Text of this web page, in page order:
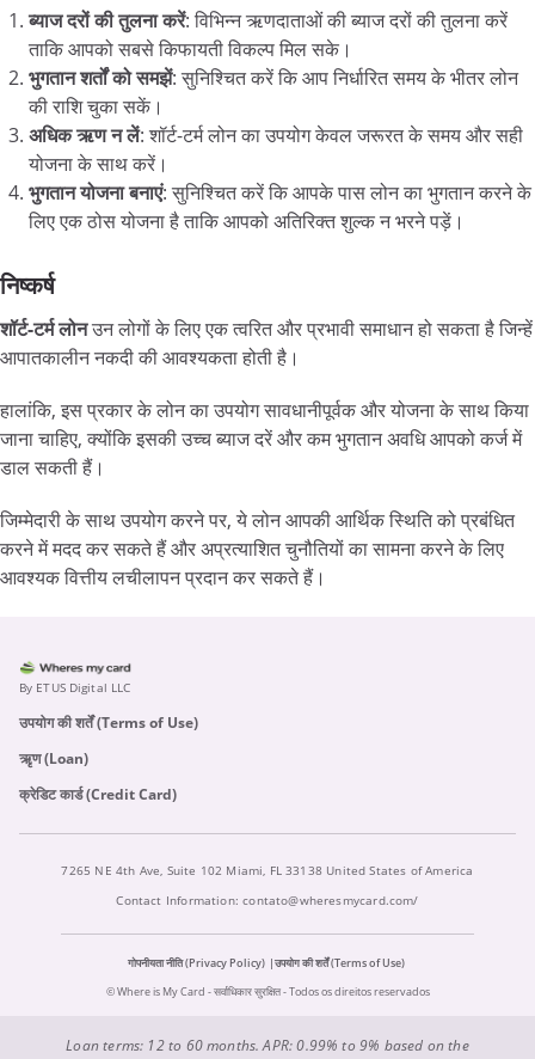
ब्याजदरोंकीतुलनाकरें: विभिन्न ऋणदाताओं की ब्याज दरों की तुलना करें
ताकि आपको सबसे किफायती विकल्प मिल सके।
भुगतानशर्तोंकोसमझें: सुनिश्चित करें कि आप निर्धारित समय के भीतर लोन
की राशि चुका सकें।
अधिकऋणनलें: शॉर्ट-टर्म लोन का उपयोग केवल जरूरत के समय और सही
योजना के साथ करें।
भुगतानयोजनाबनाएं: सुनिश्चित करें कि आपके पास लोन का भुगतान करने के
लिए एक ठोस योजना है ताकि आपको अतिरिक्त शुल्क न भरने पड़ें।
निष्कर्ष
शॉर्ट-टर्मलोनउन लोगों के लिए एक त्वरित और प्रभावी समाधान हो सकता है जिन्हें
आपातकालीन नकदी की आवश्यकता होती है।
हालांकि, इस प्रकार के लोन का उपयोग सावधानीपूर्वक और योजना के साथ किया
जाना चाहिए, क्योंकि इसकी उच्च ब्याज दरें और कम भुगतान अवधि आपको कर्ज में
डाल सकती हैं।
जिम्मेदारी के साथ उपयोग करने पर, ये लोन आपकी आर्थिक स्थिति को प्रबंधित
करने में मदद कर सकते हैं और अप्रत्याशित चुनौतियों का सामना करने के लिए
आवश्यक वित्तीय लचीलापन प्रदान कर सकते हैं।
By ETUS Digital LLC
उपयोग की शर्तें (Terms of Use)
ऋृण (Loan)
क्रेडिट कार्ड (Credit Card)
7265 NE 4th Ave, Suite 102 Miami, FL 33138 United States of America
Contact Information:contato@wheresmycard.com/
गोपनीयता नीति (Privacy Policy)
उपयोग की शर्तें (Terms of Use)
© Where is My Card - सर्वाधिकार सुरक्षित - Todos os direitos reservados
Loan terms: 12 to 60 months. APR: 0.99% to 9% based on the